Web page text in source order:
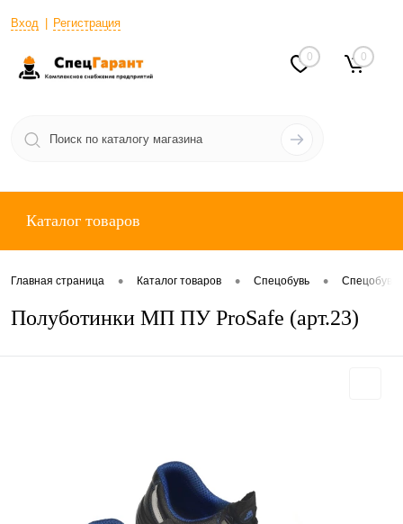
Вход Регистрация
0 0
Каталог товаров
Главная страница • Каталог товаров • Спецобувь • Спецобувь
Полуботинки МП ПУ ProSafe (арт.23)